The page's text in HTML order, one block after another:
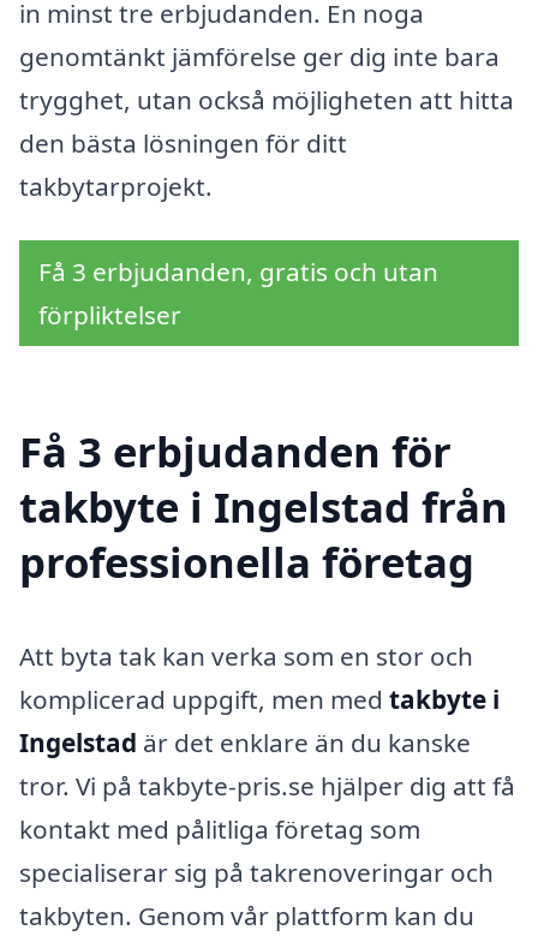
in minst tre erbjudanden. En noga
genomtänkt jämförelse ger dig inte bara
trygghet, utan också möjligheten att hitta
den bästa lösningen för ditt
takbytarprojekt.
Få 3 erbjudanden, gratis och utan
förpliktelser
Få 3 erbjudanden för
takbyte i Ingelstad från
professionella företag
Att byta tak kan verka som en stor och
komplicerad uppgift, men med takbyte i
Ingelstad är det enklare än du kanske
tror. Vi på takbyte-pris.se hjälper dig att få
kontakt med pålitliga företag som
specialiserar sig på takrenoveringar och
takbyten. Genom vår plattform kan du